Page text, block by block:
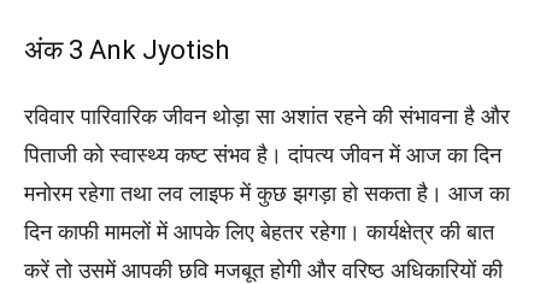
अंक 3 Ank Jyotish
रविवार पारिवारिक जीवन थोड़ा सा अशांत रहने की संभावना है और
पिताजी को स्वास्थ्य कष्ट संभव है। दांपत्य जीवन में आज का दिन
मनोरम रहेगा तथा लव लाइफ में कुछ झगड़ा हो सकता है। आज का
दिन काफी मामलों में आपके लिए बेहतर रहेगा। कार्यक्षेत्र की बात
करें तो उसमें आपकी छवि मजबूत होगी और वरिष्ठ अधिकारियों की